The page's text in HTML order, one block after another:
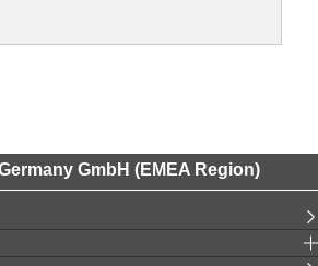
GmbH (EMEA Region)